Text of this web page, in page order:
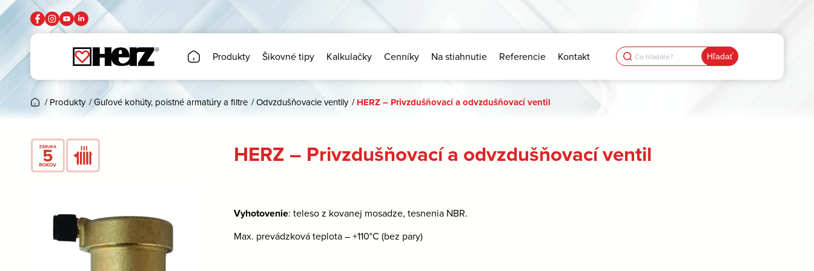
Produkty Šikovné tipy Kalkulačky Cenníky Na stiahnutie Referencie Kontakt Search
for:
/ Produkty /Guľové kohúty, poistné armatúry a filtre /Odvzdušňovacie ventily / HERZ – Privzdušňovací a odvzdušňovací ventil
HERZ – Privzdušňovací a odvzdušňovací ventil
Vyhotovenie: teleso z kovanej mosadze, tesnenia NBR.
Max. prevádzková teplota – +110°C (bez pary)